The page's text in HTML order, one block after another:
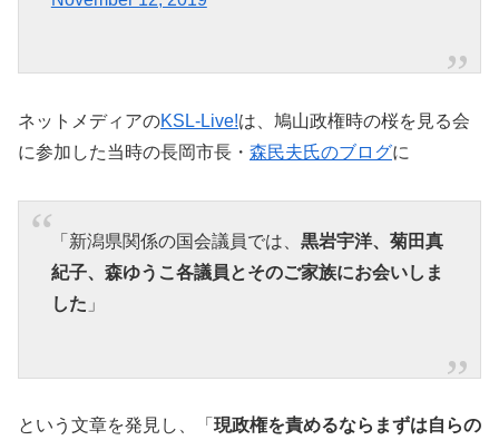
ネットメディアのKSL-Live!は、鳩山政権時の桜を見る会
に参加した当時の長岡市長・ 森民夫氏のブログに
「新潟県関係の国会議員では、 黒岩宇洋、菊田真
紀子、森ゆうこ各議員とそのご家族にお会いしま
した 」
という文章を発見し、「 現政権を責めるならまずは自らの